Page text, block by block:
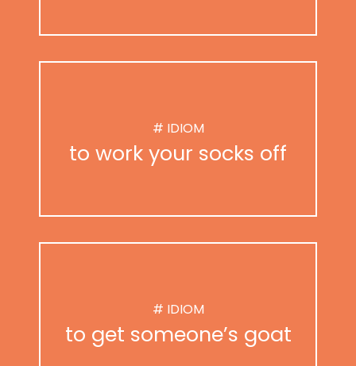
# IDIOM
to work your socks off
# IDIOM
to get someone’s goat